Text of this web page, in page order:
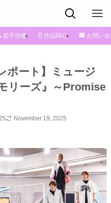
若手俳優 作品関心 お問い
ポート】ミュージ
リーズ』～Promise
November 19, 2025